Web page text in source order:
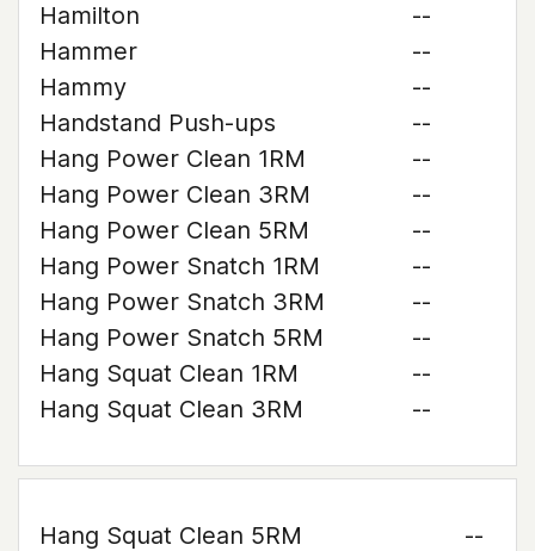
Hamilton
--
Hammer
--
Hammy
--
Handstand Push-ups
--
Hang Power Clean 1RM
--
Hang Power Clean 3RM
--
Hang Power Clean 5RM
--
Hang Power Snatch 1RM
--
Hang Power Snatch 3RM
--
Hang Power Snatch 5RM
--
Hang Squat Clean 1RM
--
Hang Squat Clean 3RM
--
Hang Squat Clean 5RM
--